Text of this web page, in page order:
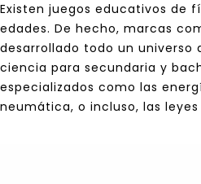
Existen juegos educativos de
edades. De hecho, marcas
desarrollado todo un universo
ciencia para secundaria y
especializados como las
neumática, o incluso, las